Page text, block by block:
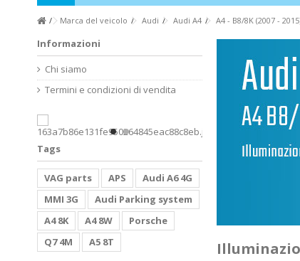
Marca del veicolo Audi Audi A4 A4 - B8/8K (2007 -
Informazioni
Chi siamo
Termini e condizioni di vendita
Tags
VAG parts APS
Audi A6 4G
MMI 3G
Audi Parking system
A4 8K
A4 8W
Porsche
Q7 4M
A5 8T